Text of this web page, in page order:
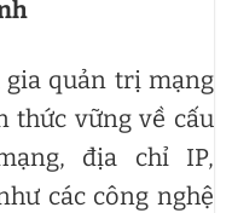
quản trị mạng
thức vững về cấu
địa chỉ IP,
các công nghệ